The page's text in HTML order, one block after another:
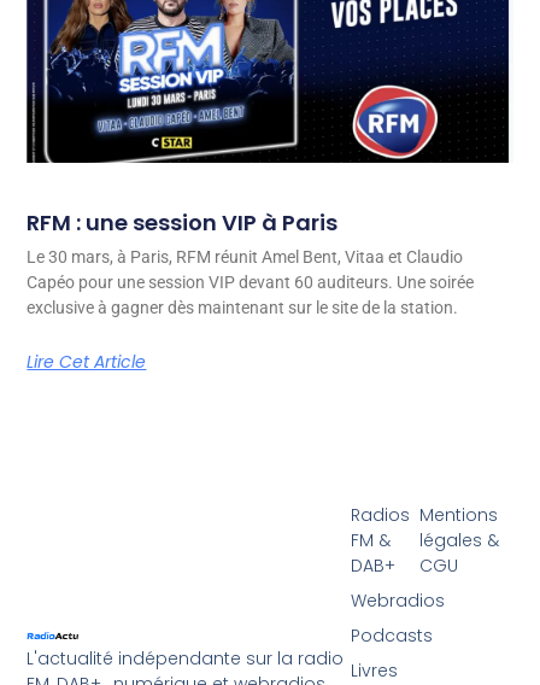
RFM : une session VIP à Paris
Le 30 mars, à Paris, RFM réunit Amel Bent, Vitaa et Claudio
Capéo pour une session VIP devant 60 auditeurs. Une soirée
exclusive à gagner dès maintenant sur le site de la station.
Lire Cet Article
L'actualité indépendante sur la radio
Radios
FM &
DAB+
Webradios
Podcasts
Livres
Mentions
légales &
CGU